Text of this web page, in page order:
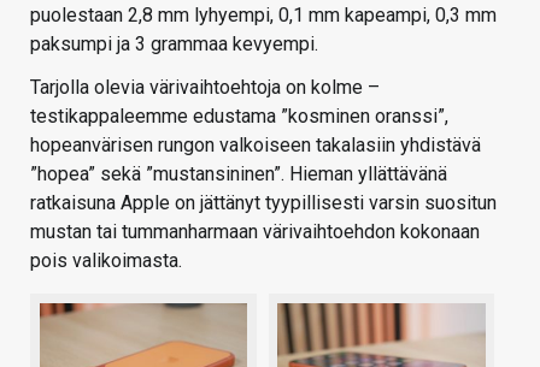
puolestaan 2,8 mm lyhyempi, 0,1 mm kapeampi, 0,3 mm
paksumpi ja 3 grammaa kevyempi.
Tarjolla olevia värivaihtoehtoja on kolme –
testikappaleemme edustama ”kosminen oranssi”,
hopeanvärisen rungon valkoiseen takalasiin yhdistävä
”hopea” sekä ”mustansininen”. Hieman yllättävänä
ratkaisuna Apple on jättänyt tyypillisesti varsin suositun
mustan tai tummanharmaan värivaihtoehdon kokonaan
pois valikoimasta.